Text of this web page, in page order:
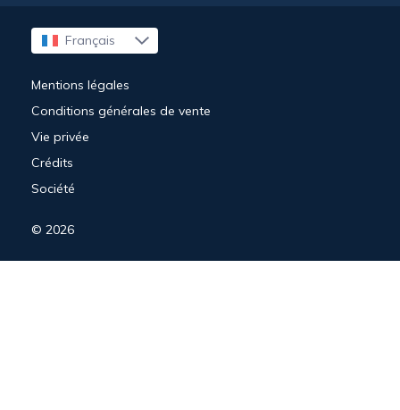
Français
English
Mentions légales
Conditions générales de vente
Vie privée
Crédits
Société
© 2026